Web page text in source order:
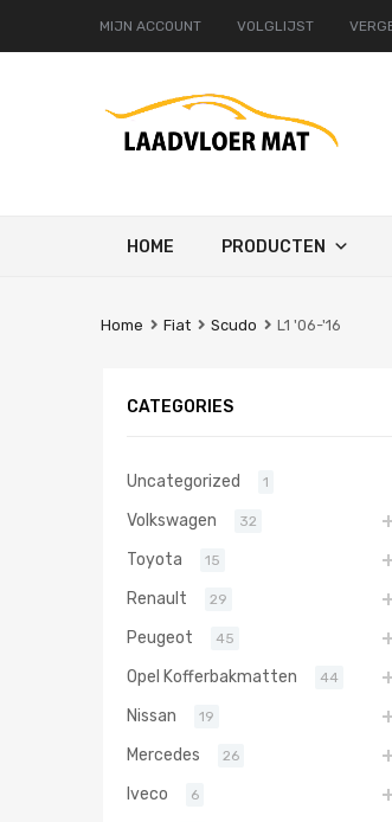
MIJN ACCOUNT VOLGLIJST
HOME PRODUCTEN
Home Fiat Scudo L1 '06-'16
CATEGORIES
Uncategorized 1
Volkswagen 32
Toyota 15
Renault 29
Peugeot 45
Opel Kofferbakmatten 44
Nissan 19
Mercedes 26
Iveco 6